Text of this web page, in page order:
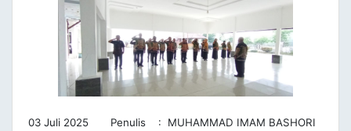
03 Juli 2025 Penulis : MUHAMMAD IMAM BASHORI